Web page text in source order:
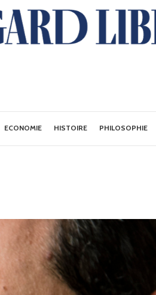
ECONOMIE HISTOIRE PHILOSOPHIE